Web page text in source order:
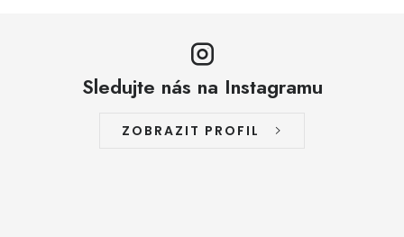
Sledujte nás na Instagramu
ZOBRAZIT PROFIL